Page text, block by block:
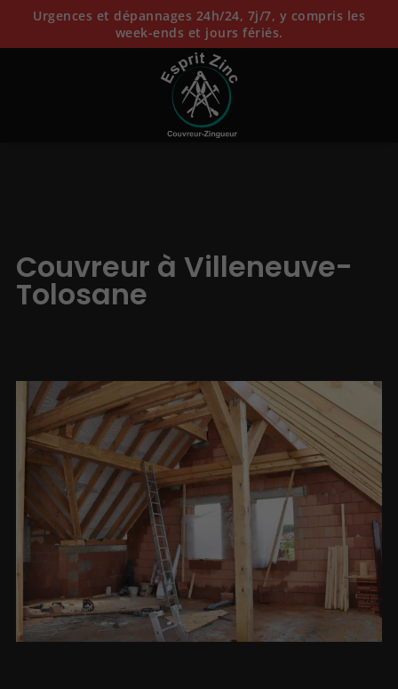
Urgences et dépannages 24h/24, 7j/7, y compris les
week-ends et jours fériés.
Couvreur à Villeneuve-
Tolosane